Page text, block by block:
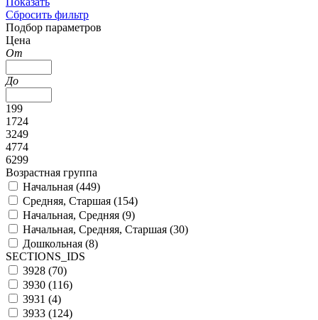
Сбросить фильтр
Подбор параметров
Цена
От
До
199
1724
3249
4774
6299
Возрастная группа
Начальная (449)
Средняя, Старшая (154)
Начальная, Средняя (9)
Начальная, Средняя, Старшая (30)
Дошкольная (8)
SECTIONS_IDS
3928 (70)
3930 (116)
3931 (4)
3933 (124)